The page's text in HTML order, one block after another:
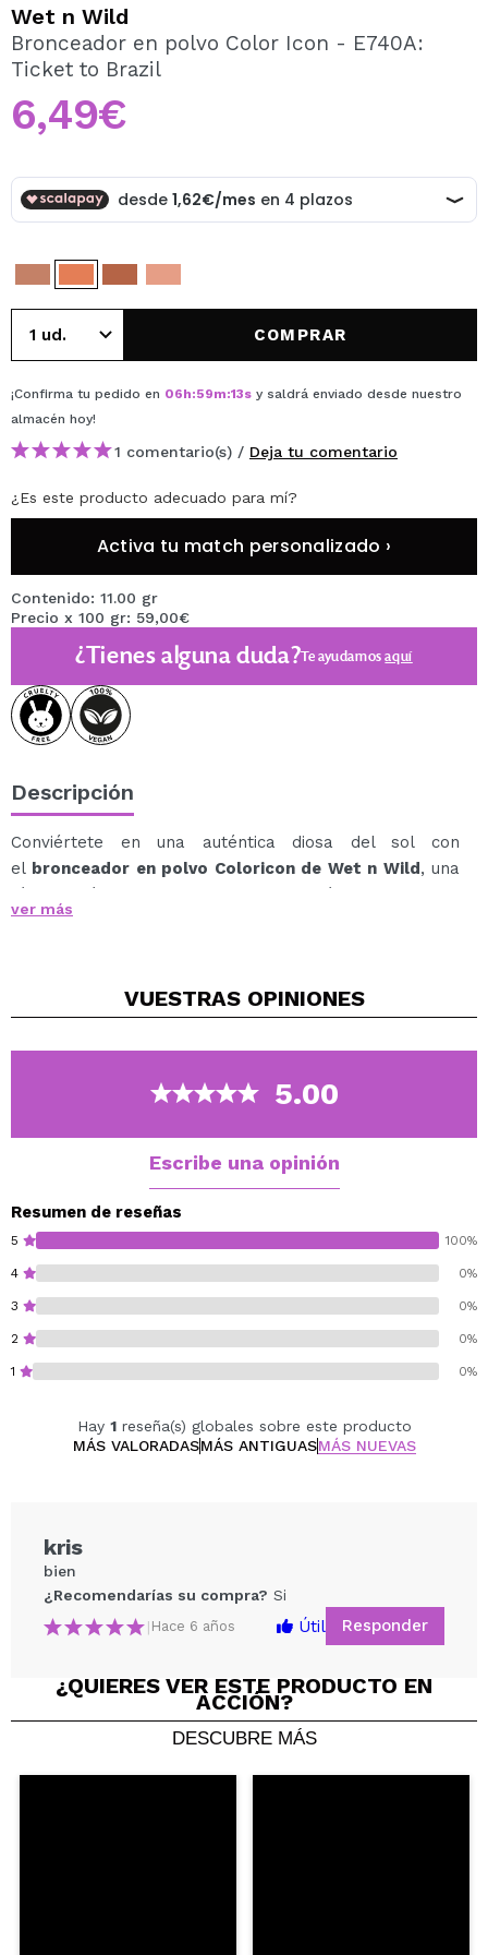
Al crear una cuenta en Maquillalia.com podrás realizar
tus compras rápidamente, revisar el estado de tus
Wet n Wild
Bronceador en polvo Color Icon - E740A:
Ticket to Brazil
6,49€
COMPRAR
¡Confirma tu pedido en 06h:59m:13s y saldrá enviado desde nuestro
almacén hoy!
1 comentario(s) / Deja tu comentario
¿Es este producto adecuado para mí?
Activa tu match personalizado ›
Contenido: 11.00 gr
Precio x 100 gr: 59,00€
¿Tienes alguna duda?Te ayudamosaquí
Descripción
Conviértete en una auténtica diosa del sol con
el bronceador en polvo Coloricon de Wet n Wild, una
fórmula híbrida en gel de larga duración que se aplica
como crema y se fija como polvo.
Perfecto para resaltar, contornear o dar calidez al
como el cuello y las clavículas, dejando un glow
uniforme en todo el cuerpo.
ver más
VUESTRAS OPINIONES
5.00
Escribe una opinión
Resumen de reseñas
5 100%
4 0%
3 0%
2 0%
1 0%
Hay 1reseña(s) globales sobre este producto
MÁS VALORADASMÁS ANTIGUASMÁS NUEVAS
Compartir un vídeo o una foto
Tu vídeo podría ser el primero. Imagínatelo...
kris
bien
¿Recomendarías su compra? Si
| Hace 6 años Útil Responder
¿QUIERES VER ESTE PRODUCTO EN
ACCIÓN?
DESCUBRE MÁS